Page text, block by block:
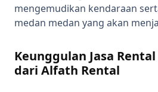
mengemudikan kendaraan
medan medan yang akan
Keunggulan Jasa
dari Alfath Rental